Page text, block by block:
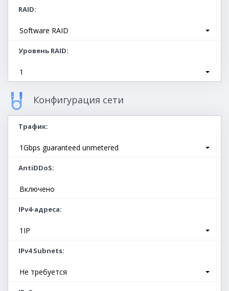
RAID
Software RAID
Уровень RAID
1
Конфигурация сети
Трафик
1Gbps guaranteed unmetered
AntiDDoS
Включено
IPv4-адреса
1IP
IPv4 Subnets
Не требуется